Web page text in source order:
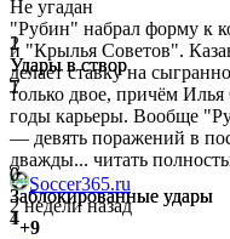
2
Удары в створ
1
0
Заблокированные удары
4
1
Удары в створ
7
0
Заблокированные удары
1
Не угадан
"Рубин" набрал форму к
и "Крылья Советов".
делает ставку на
только двое, причём
годы карьеры. Вообще
― девять поражений в
дважды... читать
Soccer365.ru
2 недели назад
+9